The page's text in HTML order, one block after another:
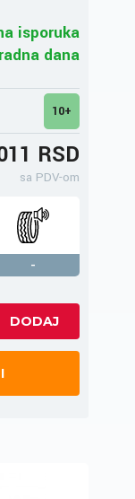
isporuka
dana
10+
RSD
sa PDV-om
-